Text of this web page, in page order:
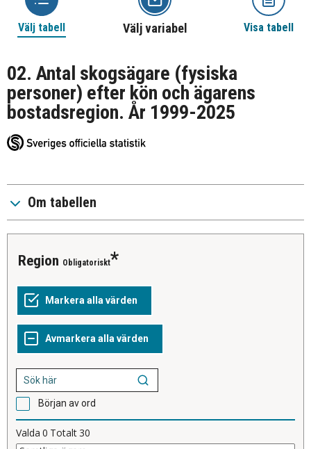
Välj tabell Välj variabel Visa tabell
02. Antal skogsägare (fysiska
personer) efter kön och ägarens
bostadsregion. År 1999-2025
Om tabellen
Region Obligatoriskt
Början av ord
Valda 0 Totalt30